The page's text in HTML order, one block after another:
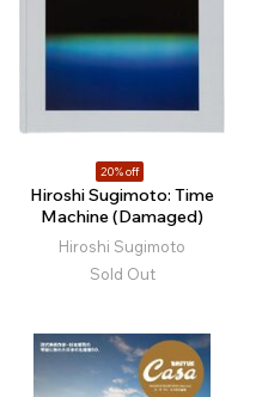
20% off
Hiroshi Sugimoto: Time
Machine (Damaged)
Hiroshi Sugimoto
Sold Out